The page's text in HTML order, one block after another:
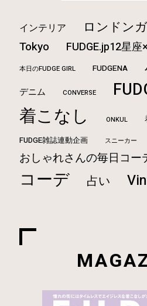
インテリア ロンドン
Tokyo FUDGE.jp12星
本日のFUDGE GIRL FUDGENA
デニム CONVERSE
着こなし ONKUL
FUDGE雑誌連動企画 スニーカー
おしゃれさんの毎日コー
コーデ 占い